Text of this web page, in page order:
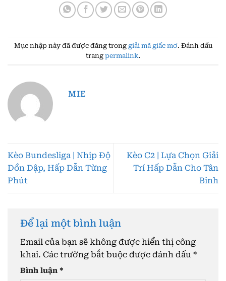
Mục nhập này đã được đăng trong giải mã giấc mơ. Đánh dấu
trang permalink.
MIE
Kèo Bundesliga | Nhịp Độ
Dồn Dập, Hấp Dẫn Từng
Phút
Kèo C2 | Lựa Chọn Giải
Trí Hấp Dẫn Cho Tân
Binh
Để lại một bình luận
Email của bạn sẽ không được hiển thị công
khai. Các trường bắt buộc được đánh dấu *
Bình luận *